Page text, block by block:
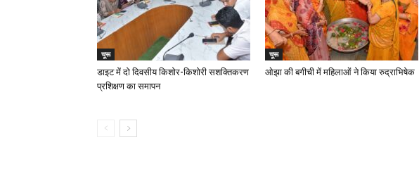
चूरू
डाइट में दो दिवसीय किशोर-किशोरी सशक्तिकरण
प्रशिक्षण का समापन
चूरू
ओझा की बगीची में महिलाओं ने किया रुद्राभिषेक